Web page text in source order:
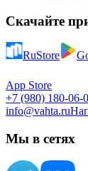
Скачайте
RuStore
App Store
+7 (980) 180-06-
info@vahta.ru
Мы в сетях